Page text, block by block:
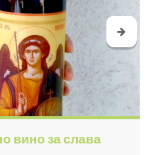
вино за слава